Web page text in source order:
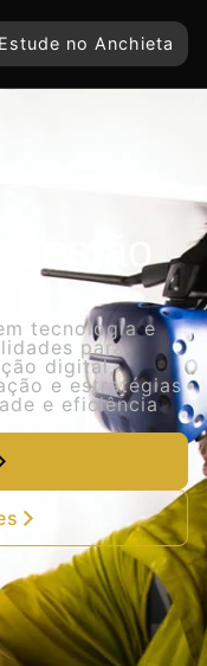
Estude no Anchieta
tecnologia e
para
digital,
e estratégias
e eficiência